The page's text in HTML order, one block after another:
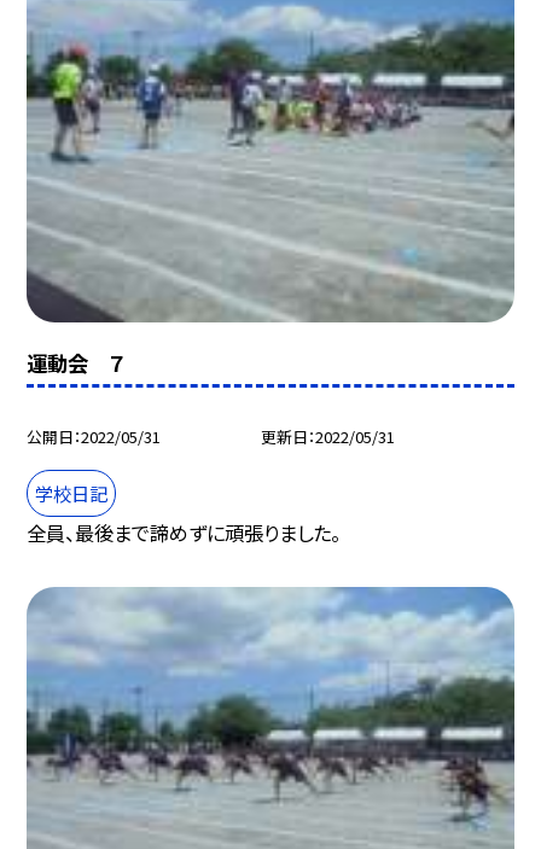
運動会 ７
公開日 2022/05/31 更新日 2022/05/31
学校日記
全員、最後まで諦めずに頑張りました。